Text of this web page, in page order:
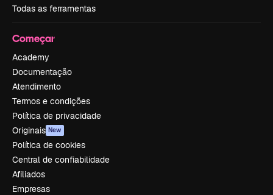
Todas as ferramentas
Começar
Academy
Documentação
Atendimento
Termos e condições
Política de privacidade
Originais New
Política de cookies
Central de confiabilidade
Afiliados
Empresas